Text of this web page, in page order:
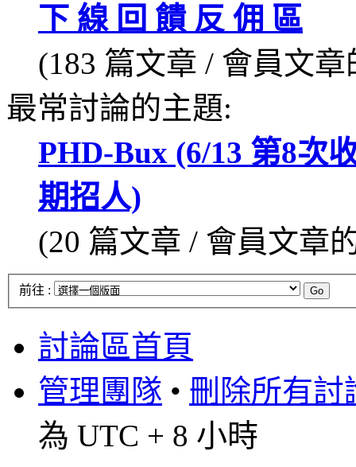
下 線 回 饋 反 佣 區
(183 篇文章 / 會員文章
最常討論的主題:
PHD-Bux (6/13 第8次
期招人)
(20 篇文章 / 會員文章
前往 :
討論區首頁
管理團隊 • 刪除所有討
為 UTC + 8 小時